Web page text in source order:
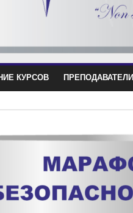
КУРСОВ ПРЕПОДАВАТЕЛИ